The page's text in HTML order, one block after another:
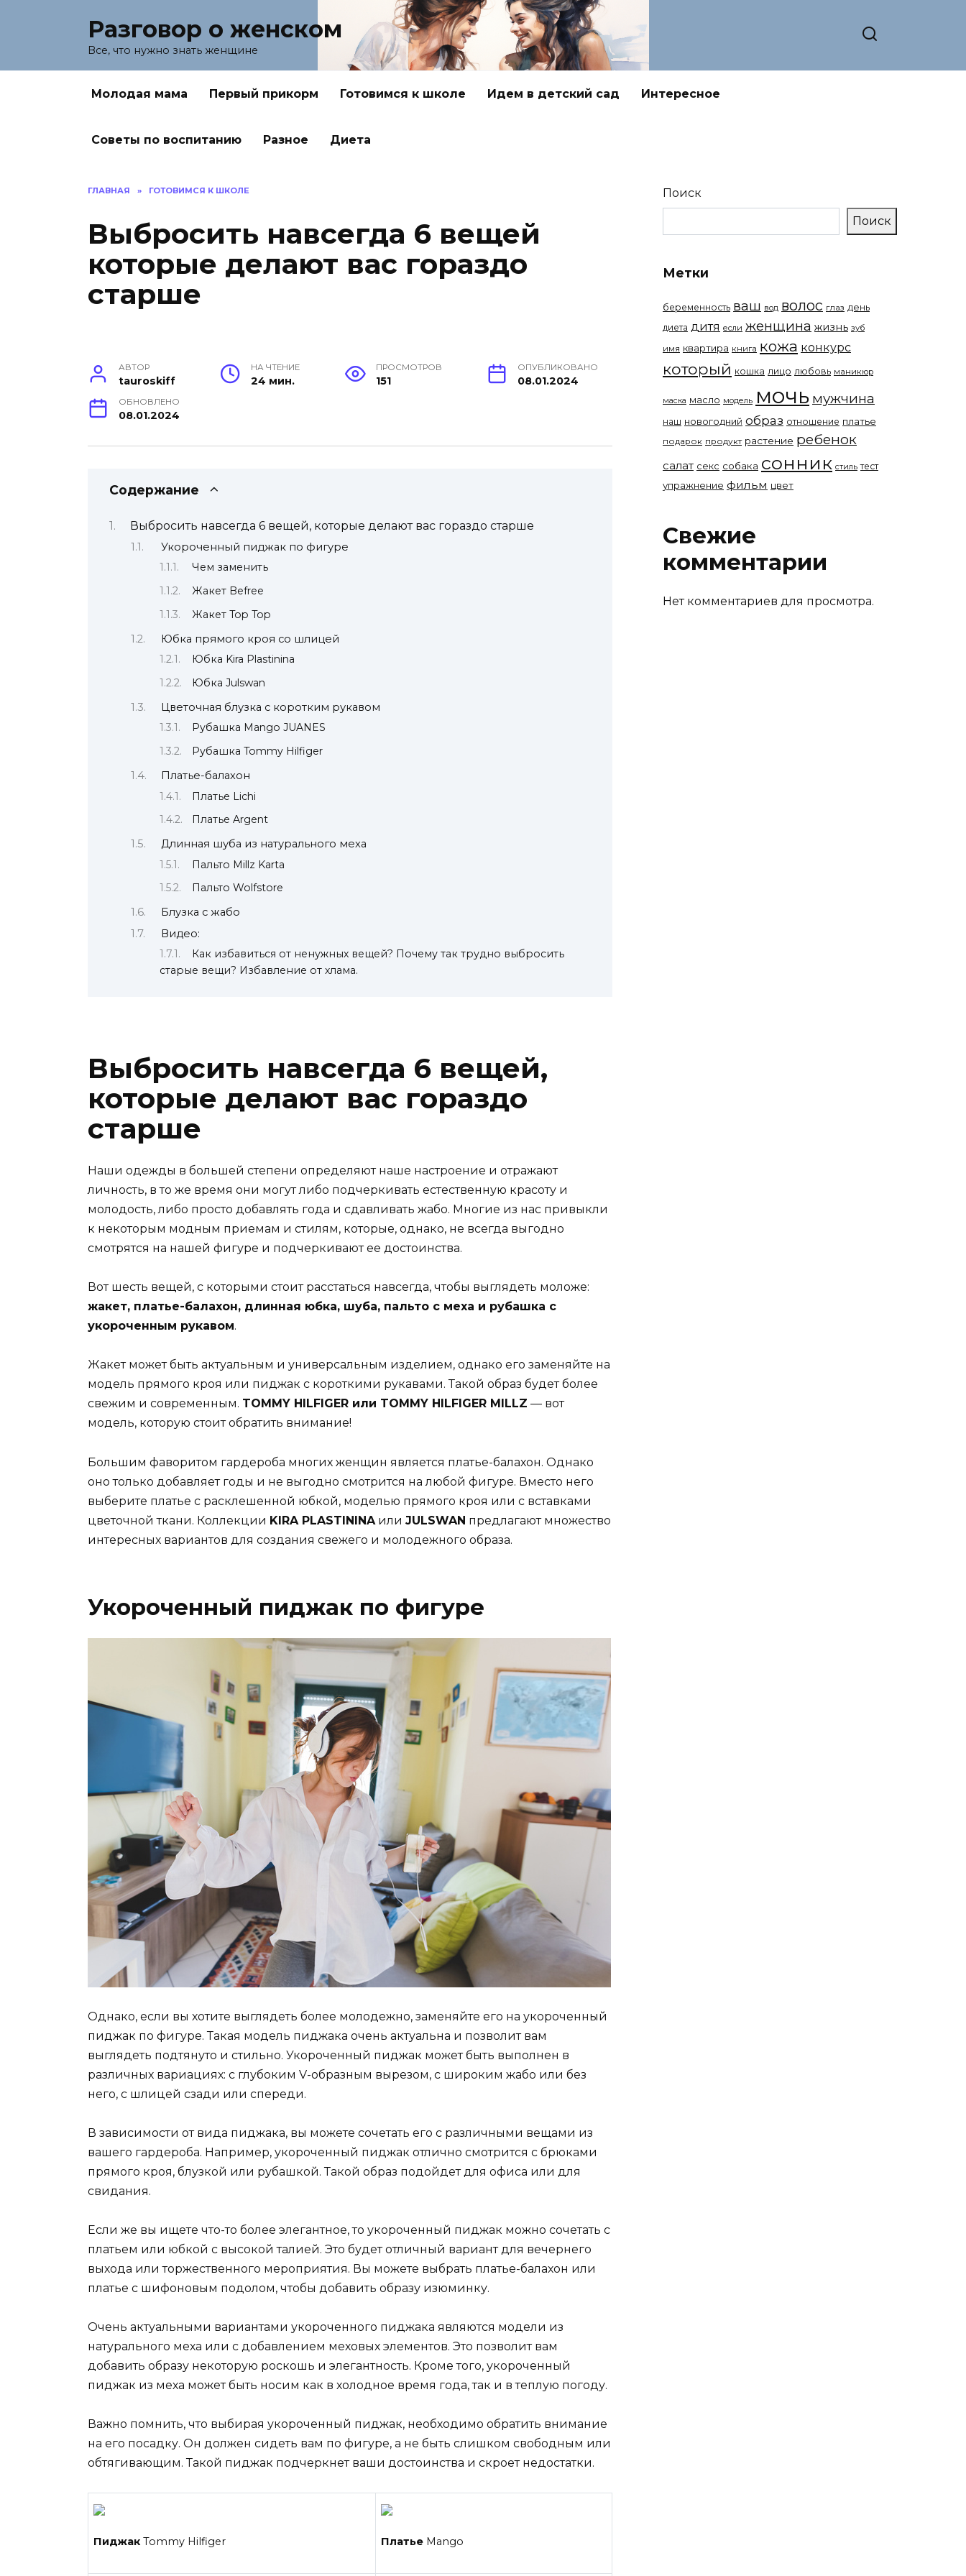
Разговор о женском
Все, что нужно знать женщине
Молодая мама Первый прикорм Готовимся к школе Идем в детский сад Интересное
Советы по воспитанию Разное Диета
ГЛАВНАЯ » ГОТОВИМСЯ К ШКОЛЕ
Выбросить навсегда 6 вещей
которые делают вас гораздо
старше
АВТОР
tauroskiff
НА ЧТЕНИЕ
24 мин.
ПРОСМОТРОВ
151
ОПУБЛИКОВАНО
08.01.2024
ОБНОВЛЕНО
08.01.2024
Содержание
Выбросить навсегда 6 вещей, которые делают вас гораздо старше
Укороченный пиджак по фигуре
Чем заменить
Жакет Befree
Жакет Top Top
Юбка прямого кроя со шлицей
Юбка Kira Plastinina
Юбка Julswan
Цветочная блузка с коротким рукавом
Рубашка Mango JUANES
Рубашка Tommy Hilfiger
Платье-балахон
Платье Lichi
Платье Argent
Длинная шуба из натурального меха
Пальто Millz Karta
Пальто Wolfstore
Блузка с жабо
Видео:
Как избавиться от ненужных вещей? Почему так трудно выбросить
старые вещи? Избавление от хлама.
Выбросить навсегда 6 вещей,
которые делают вас гораздо
старше
Наши одежды в большей степени определяют наше настроение и отражают
личность, в то же время они могут либо подчеркивать естественную красоту и
молодость, либо просто добавлять года и сдавливать жабо. Многие из нас привыкли
к некоторым модным приемам и стилям, которые, однако, не всегда выгодно
смотрятся на нашей фигуре и подчеркивают ее достоинства.
Вот шесть вещей, с которыми стоит расстаться навсегда, чтобы выглядеть моложе:
жакет, платье-балахон, длинная юбка, шуба, пальто с меха и рубашка с
укороченным рукавом.
Жакет может быть актуальным и универсальным изделием, однако его заменяйте на
модель прямого кроя или пиджак с короткими рукавами. Такой образ будет более
свежим и современным. TOMMY HILFIGER или TOMMY HILFIGER MILLZ — вот
модель, которую стоит обратить внимание!
Большим фаворитом гардероба многих женщин является платье-балахон. Однако
оно только добавляет годы и не выгодно смотрится на любой фигуре. Вместо него
выберите платье с расклешенной юбкой, моделью прямого кроя или с вставками
цветочной ткани. Коллекции KIRA PLASTININA или JULSWAN предлагают множество
интересных вариантов для создания свежего и молодежного образа.
Укороченный пиджак по фигуре
Однако, если вы хотите выглядеть более молодежно, заменяйте его на укороченный
пиджак по фигуре. Такая модель пиджака очень актуальна и позволит вам
выглядеть подтянуто и стильно. Укороченный пиджак может быть выполнен в
различных вариациях: с глубоким V-образным вырезом, с широким жабо или без
него, с шлицей сзади или спереди.
В зависимости от вида пиджака, вы можете сочетать его с различными вещами из
вашего гардероба. Например, укороченный пиджак отлично смотрится с брюками
прямого кроя, блузкой или рубашкой. Такой образ подойдет для офиса или для
свидания.
Если же вы ищете что-то более элегантное, то укороченный пиджак можно сочетать с
платьем или юбкой с высокой талией. Это будет отличный вариант для вечернего
выхода или торжественного мероприятия. Вы можете выбрать платье-балахон или
платье с шифоновым подолом, чтобы добавить образу изюминку.
Очень актуальными вариантами укороченного пиджака являются модели из
натурального меха или с добавлением меховых элементов. Это позволит вам
добавить образу некоторую роскошь и элегантность. Кроме того, укороченный
пиджак из меха может быть носим как в холодное время года, так и в теплую погоду.
Важно помнить, что выбирая укороченный пиджак, необходимо обратить внимание
на его посадку. Он должен сидеть вам по фигуре, а не быть слишком свободным или
обтягивающим. Такой пиджак подчеркнет ваши достоинства и скроет недостатки.
Пиджак Tommy Hilfiger Платье Mango
Поиск
Поиск
Метки
беременность ваш вод волос глаз день
диета дитя если женщина жизнь зуб
имя квартира книга кожа конкурс
который кошка лицо любовь маникюр
маска масло модель мочь мужчина
наш новогодний образ отношение платье
подарок продукт растение ребенок
салат секс собака сонник стиль тест
упражнение фильм цвет
Свежие
комментарии
Нет комментариев для просмотра.